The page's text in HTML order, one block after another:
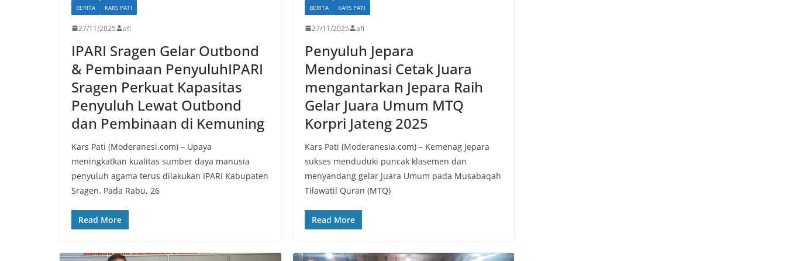
BERITA KARS PATI
27/11/2025 afi
IPARI Sragen Gelar Outbond
& Pembinaan PenyuluhIPARI
Sragen Perkuat Kapasitas
Penyuluh Lewat Outbond
dan Pembinaan di Kemuning
Kars Pati (Moderanesi.com) – Upaya
meningkatkan kualitas sumber daya manusia
penyuluh agama terus dilakukan IPARI Kabupaten
Sragen. Pada Rabu, 26
Read More
BERITA KARS PATI
27/11/2025 afi
Penyuluh Jepara
Mendoninasi Cetak Juara
mengantarkan Jepara Raih
Gelar Juara Umum MTQ
Korpri Jateng 2025
Kars Pati (Moderanesia.com) – Kemenag Jepara
sukses menduduki puncak klasemen dan
menyandang gelar Juara Umum pada Musabaqah
Tilawatil Quran (MTQ)
Read More